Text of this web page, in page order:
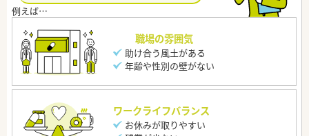
職場の雰囲気
助け合う風土がある
年齢や性別の壁がない
ワークライフバランス
お休みが取りやすい